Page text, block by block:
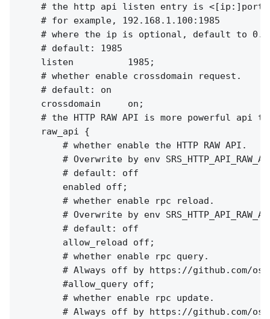
    # the http api listen entry is <[ip:]port>
    # for example, 192.168.1.100:1985
# where the ip is optional, default to
    # default: 1985
    listen          1985;
    # whether enable crossdomain request.
    # default: on
    crossdomain     on;
# the HTTP RAW API is more powerful api
    raw_api {
        # whether enable the HTTP RAW API.
# Overwrite by env
        # default: off
        enabled off;
        # whether enable rpc reload.
# Overwrite by env
        # default: off
        allow_reload off;
        # whether enable rpc query.
# Always off by https://github.com/
        #allow_query off;
        # whether enable rpc update.
# Always off by https://github.com/